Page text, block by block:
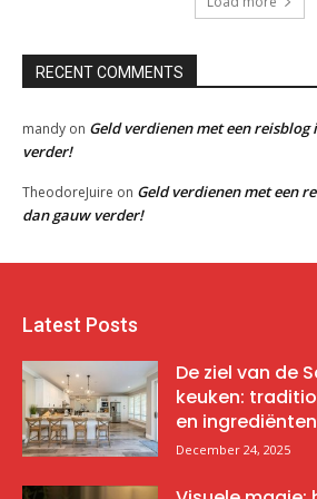
RECENT COMMENTS
mandy on Geld verdienen met een reisblog
verder!
TheodoreJuire on Geld verdienen met een
dan gauw verder!
Latest Posts
De ziel van de
keuken:
en ingrediënten
December 24, 2025